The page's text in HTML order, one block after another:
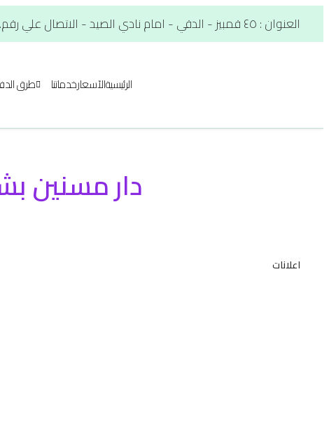
العنوان : ٤٥ قمبيز - الدقي - امام نادي الصيد - الاتصال علي رقم. : 01012566900
الرئيسيةالآسعارخدماتنا طرق
دار مسنين بشبرا
اعلانات